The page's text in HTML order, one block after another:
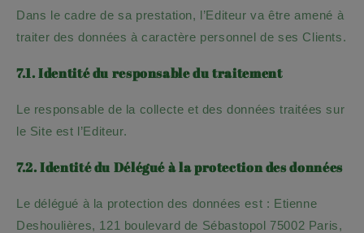
Dans le cadre de sa prestation, l’Editeur va être amené à
traiter des données à caractère personnel de ses Clients.
7.1. Identité du responsable du traitement
Le responsable de la collecte et des données traitées sur
le Site est l’Editeur.
7.2. Identité du Délégué à la protection des données
Le délégué à la protection des données est : Etienne
Deshoulières, 121 boulevard de Sébastopol 75002 Paris,